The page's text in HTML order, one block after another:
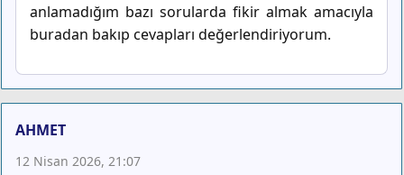
anlamadığım bazı sorularda fikir almak amacıyla
buradan bakıp cevapları değerlendiriyorum.
AHMET
12 Nisan 2026, 21:07